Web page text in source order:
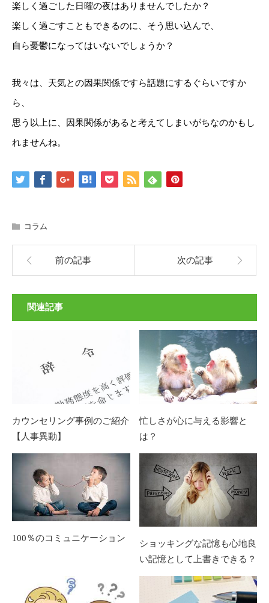
楽しく過ごした日曜の夜はありませんでしたか？
楽しく過ごすこともできるのに、そう思い込んで、
自ら憂鬱になってはいないでしょうか？
我々は、天気との因果関係ですら話題にするぐらいですか
ら、
思う以上に、因果関係があると考えてしまいがちなのかもし
れませんね。
コラム
前の記事 次の記事
関連記事
カウンセリング事例のご紹介
【人事異動】
忙しさが心に与える影響と
は？
100％のコミュニケーション
ショッキングな記憶も心地良
い記憶として上書きできる？